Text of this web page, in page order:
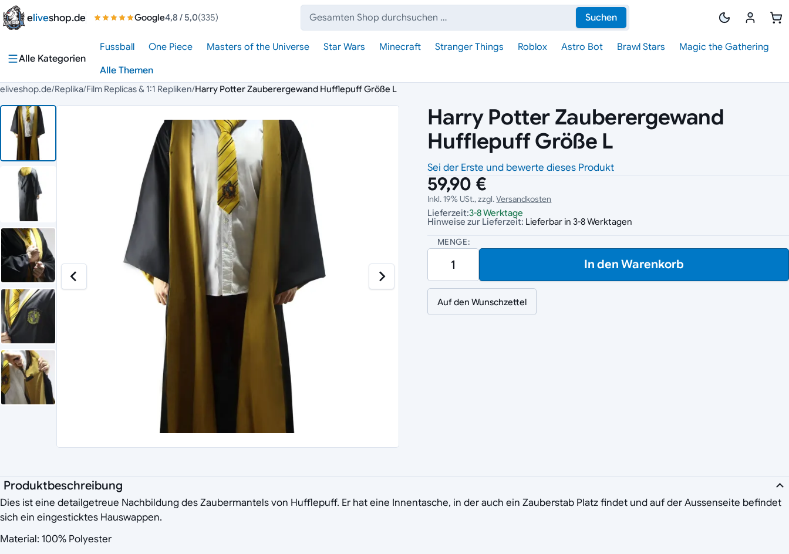
Zum Inhalt springen
eliveshop.de Google4,8 / 5,0(335)
Suche:
Suchen
Alle Kategorien
Fussball One Piece Masters of the Universe Star Wars Minecraft Stranger Things Roblox Astro Bot Brawl Stars
Magic the Gathering
Alle Themen
eliveshop.de/Replika/Film Replicas & 1:1 Repliken/Harry Potter Zauberergewand Hufflepuff Größe L
Harry Potter Zauberergewand
Hufflepuff Größe L
Sei der Erste und bewerte dieses Produkt
59,90 €
Inkl. 19% USt., zzgl.Versandkosten
Lieferzeit:3-8 Werktage
Hinweise zur Lieferzeit: Lieferbar in 3-8 Werktagen
MENGE:
In den Warenkorb
Auf den Wunschzettel
Produktbeschreibung
Dies ist eine detailgetreue Nachbildung des Zaubermantels von Hufflepuff. Er hat eine Innentasche, in der auch ein Zauberstab Platz findet und auf der Aussenseite befindet
sich ein eingesticktes Hauswappen.
Material: 100% Polyester